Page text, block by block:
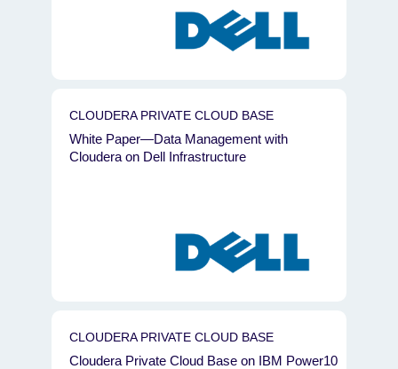
CLOUDERA PRIVATE CLOUD BASE
White Paper—Data Management with
Cloudera on Dell Infrastructure
CLOUDERA PRIVATE CLOUD BASE
Cloudera Private Cloud Base on IBM Power10